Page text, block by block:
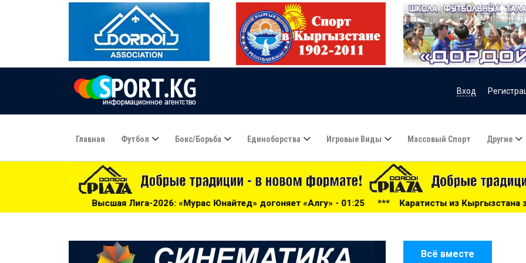
Вход
Главная Футбол Бокс/борьба Единоборства Игровые Виды Массовый Спорт Другие
Лига-2026: «Мурас Юнайтед» догоняет «Алгу» - 01:25 ***Каратисты из Кыргызстана завоевали 24 медали
Всё вместе